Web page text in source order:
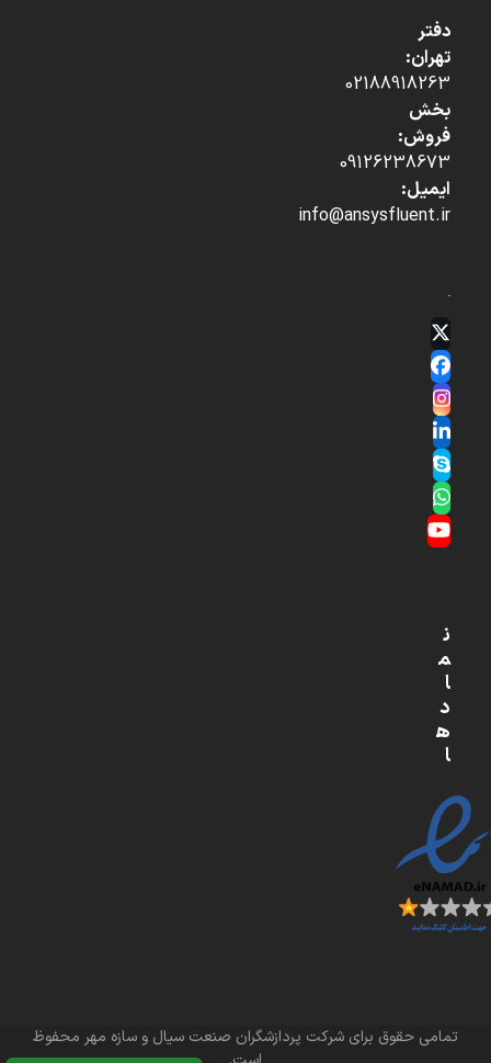
دفتر
تهران:
02188918263
بخش
فروش:
09126238673
ایمیل:
info@ansysfluent.ir
Twitter
(deprecated)
Facebook
Instagram
LinkedIn
Skype
Whatsapp
YouTube
ن
م
ا
د
ه
ا
تمامی حقوق برای شرکت پردازشگران صنعت سیال و سازه مهر محفوظ